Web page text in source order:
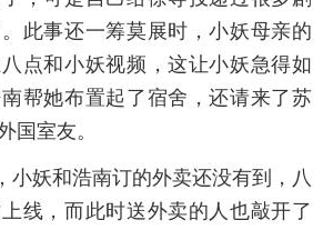
此事还一筹莫展时，小妖母亲的
点和小妖视频，这让小妖急得如
帮她布置起了宿舍，还请来了苏
国室友。
小妖和浩南订的外卖还没有到，八
线，而此时送外卖的人也敲开了